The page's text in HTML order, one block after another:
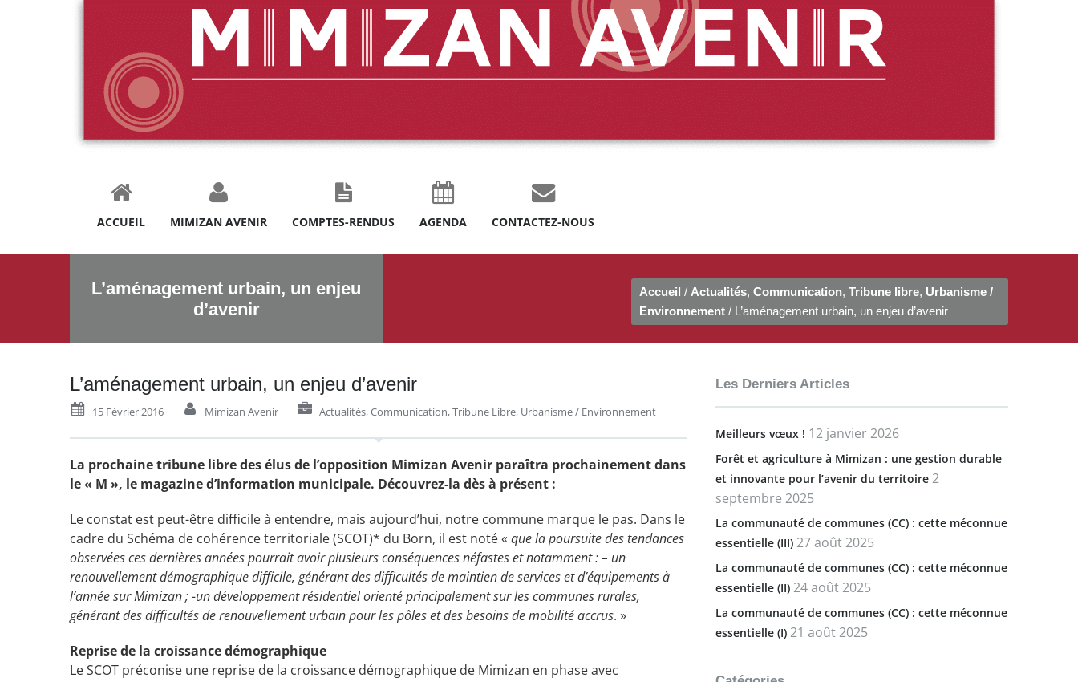
ACCUEIL MIMIZAN AVENIR COMPTES-RENDUS AGENDA CONTACTEZ-NOUS
L’aménagement urbain, un enjeu
d’avenir
Accueil / Actualités, Communication, Tribune libre, Urbanisme /
Environnement / L’aménagement urbain, un enjeu d’avenir
L’aménagement urbain, un enjeu d’avenir
15 Février 2016 Mimizan Avenir Actualités,Communication,Tribune Libre, Urbanisme / Environnement
La prochaine tribune libre des élus de l’opposition Mimizan Avenir paraîtra prochainement dans
le « M », le magazine d’information municipale. Découvrez-la dès à présent :
Le constat est peut-être difficile à entendre, mais aujourd’hui, notre commune marque le pas. Dans le
cadre du Schéma de cohérence territoriale (SCOT)* du Born, il est noté «que la poursuite des tendances
observées ces dernières années pourrait avoir plusieurs conséquences néfastes et notamment : – un
renouvellement démographique difficile, générant des difficultés de maintien de services et d’équipements à
l’année sur Mimizan ; -un développement résidentiel orienté principalement sur les communes rurales,
générant des difficultés de renouvellement urbain pour les pôles et des besoins de mobilité accrus. »
Reprise de la croissance démographique
Le SCOT préconise une reprise de la croissance démographique de Mimizan en phase avec
Les Derniers Articles
Meilleurs vœux ! 12 janvier 2026
Forêt et agriculture à Mimizan : une gestion durable
et innovante pour l’avenir du territoire 2
septembre 2025
La communauté de communes (CC) : cette méconnue
essentielle (III) 27 août 2025
La communauté de communes (CC) : cette méconnue
essentielle (II) 24 août 2025
La communauté de communes (CC) : cette méconnue
essentielle (I) 21 août 2025